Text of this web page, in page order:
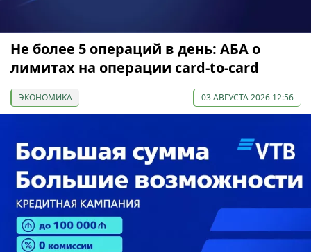
Не более 5 операций в день: АБА о
лимитах на операции card-to-card
ЭКОНОМИКА 03 АВГУСТА 2026 12:56